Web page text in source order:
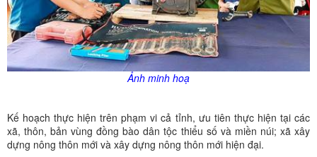
Ảnh minh hoạ
Kế hoạch thực hiện trên phạm vi cả tỉnh, ưu tiên thực hiện tại các
xã, thôn, bản vùng đồng bào dân tộc thiểu số và miền núi; xã xây
dựng nông thôn mới và xây dựng nông thôn mới hiện đại.